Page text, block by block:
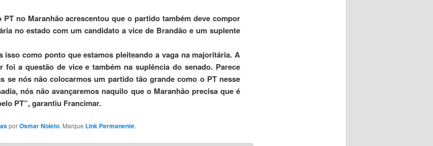
PT no Maranhão acrescentou que o partido também deve compor
no estado com um candidato a vice de Brandão e um suplente
isso como ponto que estamos pleiteando a vaga na majoritária. A
foi a questão de vice e também na suplência do senado. Parece
se nós não colocarmos um partido tão grande como o PT nesse
nós não avançaremos naquilo que o Maranhão precisa que é
PT”, garantiu Francimar.
porOsmar Noleto. Marque Link Permanente.